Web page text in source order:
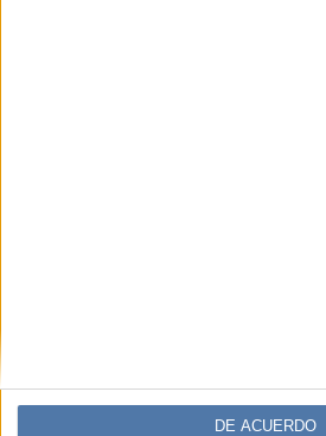
DE ACUERDO